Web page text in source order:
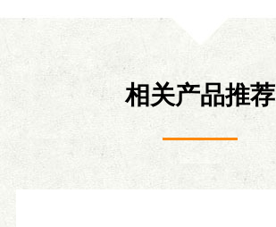
相关产品推荐